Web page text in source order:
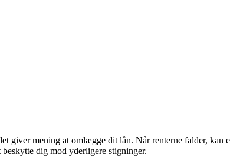
giver mening at omlægge dit lån. Når renterne falder, kan
dig mod yderligere stigninger.